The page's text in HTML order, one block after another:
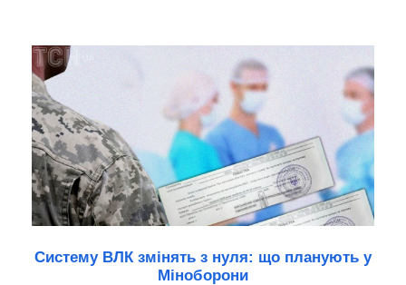
Систему ВЛК змінять з нуля: що планують у
Міноборони